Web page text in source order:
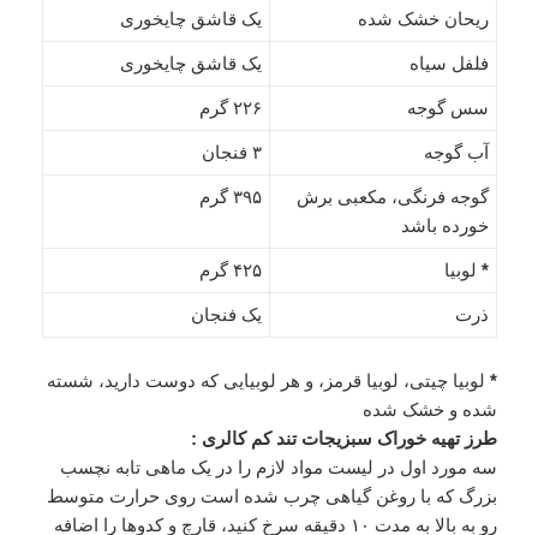
ریحان خشک شده یک قاشق چایخوری
فلفل سیاه یک قاشق چایخوری
سس گوجه ۲۲۶ گرم
آب گوجه ۳ فنجان
گوجه فرنگی، مکعبی برش
خورده باشد
۳۹۵ گرم
* لوبیا ۴۲۵ گرم
ذرت یک فنجان
* لوبیا چیتی، لوبیا قرمز، و هر لوبیایی که دوست دارید، شسته
شده و خشک شده
طرز تهیه خوراک سبزیجات تند کم کالری :
سه مورد اول در لیست مواد لازم را در یک ماهی تابه نچسب
بزرگ که با روغن گیاهی چرب شده است روی حرارت متوسط
رو به بالا به مدت ۱۰ دقیقه سرخ کنید، قارچ و کدوها را اضافه